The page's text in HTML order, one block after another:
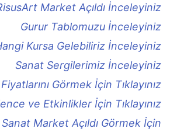
Market Açıldı İnceleyiniz
Gurur Tablomuzu İnceleyiniz
Kursa Gelebiliriz İnceleyiniz
Sanat Sergilerimiz İnceleyiniz
Görmek İçin Tıklayınız
ve Etkinlikler İçin Tıklayınız
Market Açıldı Görmek İçin